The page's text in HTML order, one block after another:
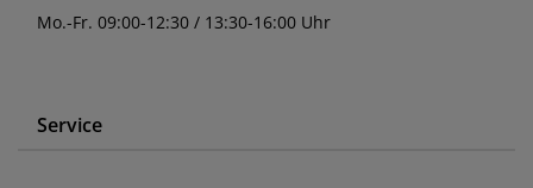
Mo.-Fr. 09:00-12:30 / 13:30-16:00 Uhr
Service